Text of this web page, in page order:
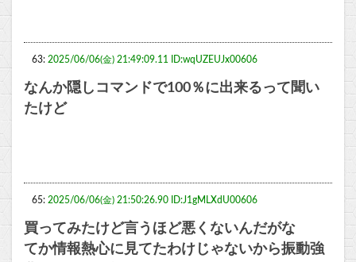
63: 2025/06/06(金) 21:49:09.11 ID:wqUZEUJx00606
なんか隠しコマンドで100％に出来るって聞い
たけど
65: 2025/06/06(金) 21:50:26.90 ID:J1gMLXdU00606
買ってみたけど言うほど悪くないんだがな
てか情報熱心に見てたわけじゃないから振動強